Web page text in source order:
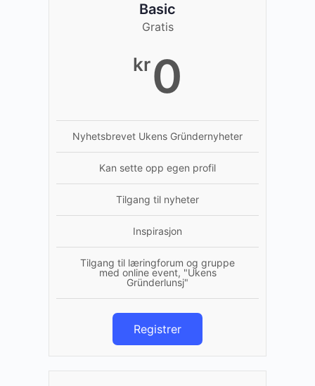
Basic
Gratis
kr0
Nyhetsbrevet Ukens Gründernyheter
Kan sette opp egen profil
Tilgang til nyheter
Inspirasjon
Tilgang til læringforum og gruppe
med online event, "Ukens
Gründerlunsj"
Registrer